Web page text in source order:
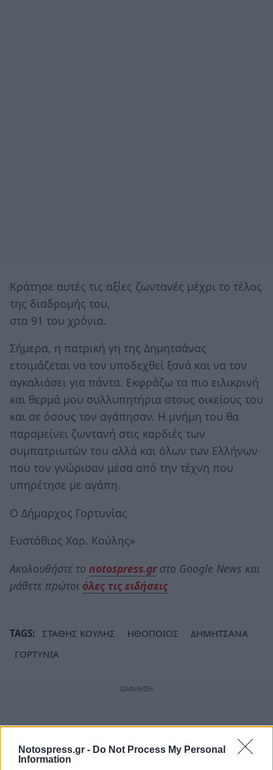
Notospress.gr - Do Not Process My Personal
Information
Κράτησε αυτές τις αξίες ζωντανές μέχρι το τέλος
της διαδρομής του,
στα 91 του χρόνια.
Σήμερα, η πατρική γη της Δημητσάνας
ετοιμάζεται να τον υποδεχθεί ξανά και να τον
αγκαλιάσει για πάντα. Εκφράζω τα πιο ειλικρινή
και θερμά μου συλλυπητήρια στους οικείους του
και σε όσους τον αγάπησαν. Η μνήμη του θα
παραμείνει ζωντανή στις καρδιές των
συμπατριωτών του αλλά και όλων των Ελλήνων
που τον γνώρισαν μέσα από την τέχνη που
υπηρέτησε με αγάπη.
Ο Δήμαρχος Γορτυνίας
Ευστάθιος Χαρ. Κούλης»
Ακολουθήστε το notospress.grστο Google News και
μάθετε πρώτοι όλες τις ειδήσεις
TAGS: ΣΤΑΘΗΣ ΚΟΥΛΗΣ ΗΘΟΠΟΙΟΣ
ΔΗΜΗΤΣΑΝΑ
ΓΟΡΤΥΝΙΑ